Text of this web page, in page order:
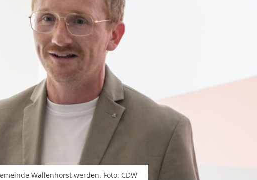
Wallenhorst werden. Foto: CDW